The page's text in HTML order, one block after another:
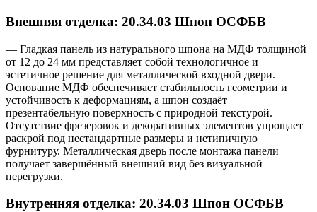
Внешняя отделка: 20.34.03 Шпон ОСФБВ
— Гладкая панель из натурального шпона на МДФ толщиной
от 12 до 24 мм представляет собой технологичное и
эстетичное решение для металлической входной двери.
Основание МДФ обеспечивает стабильность геометрии и
устойчивость к деформациям, а шпон создаёт
презентабельную поверхность с природной текстурой.
Отсутствие фрезеровок и декоративных элементов упрощает
раскрой под нестандартные размеры и нетипичную
фурнитуру. Металлическая дверь после монтажа панели
получает завершённый внешний вид без визуальной
перегрузки.
Внутренняя отделка: 20.34.03 Шпон ОСФБВ